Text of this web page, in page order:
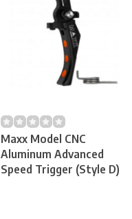
Maxx Model CNC
Aluminum Advanced
Speed Trigger (Style D)